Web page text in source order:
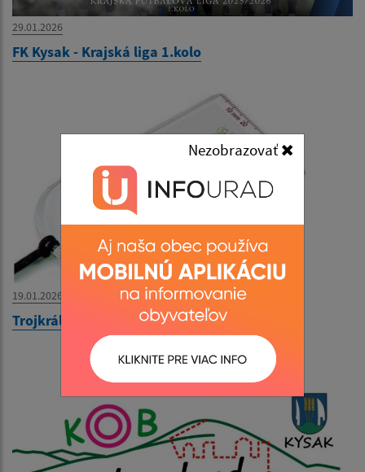
Nezobrazovať
29.01.2026
FK Kysak - Krajská liga 1.kolo
19.01.2026
Trojkráľová buzola 2026